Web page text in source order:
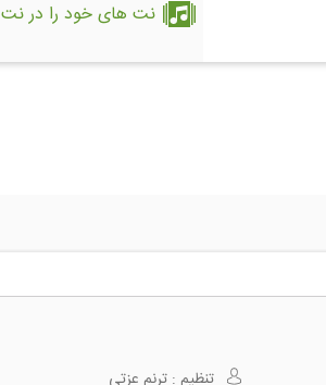
نت های خود را در
تنظیم :ترنم عزتی